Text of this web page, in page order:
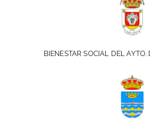
BIENESTAR SOCIAL DEL